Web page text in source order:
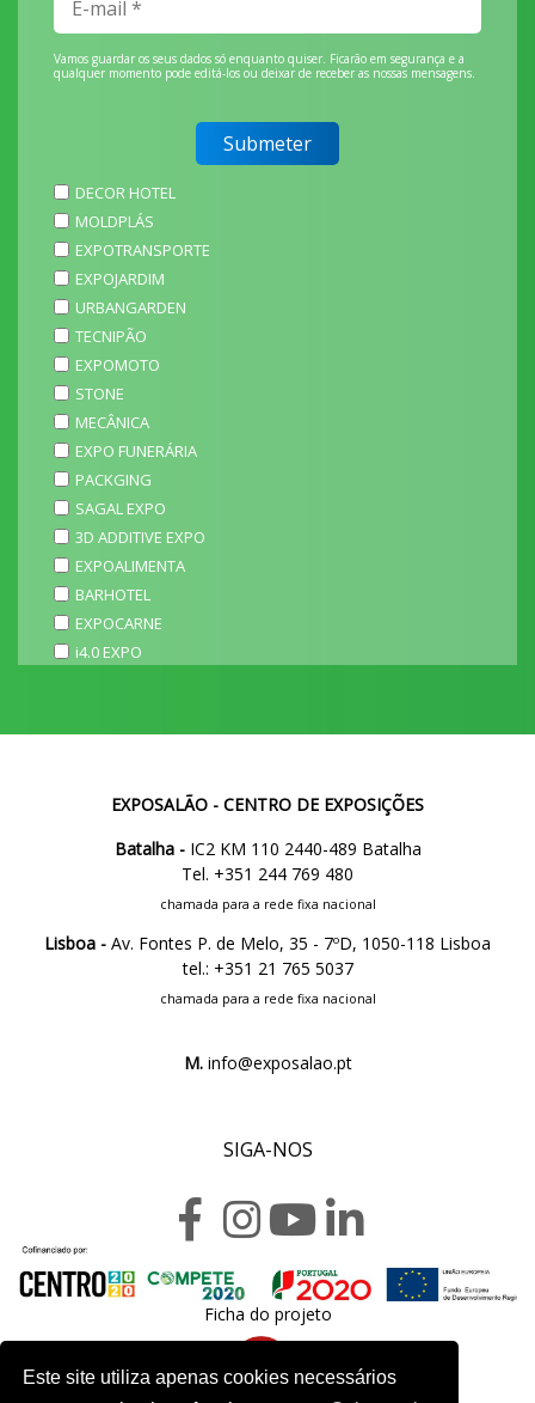
Este site utiliza apenas cookies necessários
Vamos guardar os seus dados só enquanto quiser. Ficarão em segurança e a
qualquer momento pode editá-los ou deixar de receber as nossas mensagens.
DECOR HOTEL
MOLDPLÁS
EXPOTRANSPORTE
EXPOJARDIM
URBANGARDEN
TECNIPÃO
EXPOMOTO
STONE
MECÂNICA
EXPO FUNERÁRIA
PACKGING
SAGAL EXPO
3D ADDITIVE EXPO
EXPOALIMENTA
BARHOTEL
EXPOCARNE
i4.0 EXPO
EXPOSALÃO - CENTRO DE EXPOSIÇÕES
Batalha -IC2 KM 110 2440-489 Batalha
Tel. +351 244 769 480
chamada para a rede fixa nacional
Lisboa - Av. Fontes P. de Melo, 35 - 7ºD, 1050-118 Lisboa
tel.: +351 21 765 5037
chamada para a rede fixa nacional
M.info@exposalao.pt
SIGA-NOS
Ficha do projeto